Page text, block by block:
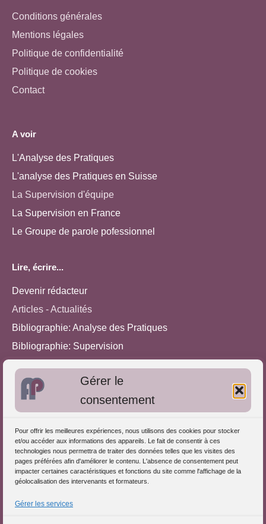
Gérer le
consentement
Pour offrir les meilleures expériences, nous utilisons des cookies pour stocker
et/ou accéder aux informations des appareils. Le fait de consentir à ces
technologies nous permettra de traiter des données telles que les visites des
pages préférées afin d'améliorer le contenu. L'absence de consentement peut
impacter certaines caractéristiques et fonctions du site comme l'affichage de la
géolocalisation des intervenants et formateurs.
Gérer les services
Conditions générales
Mentions légales
Politique de confidentialité
Politique de cookies
Contact
A voir
L'Analyse des Pratiques
L'analyse des Pratiques en Suisse
La Supervision d'équipe
La Supervision en France
Le Groupe de parole pofessionnel
Lire, écrire...
Devenir rédacteur
Articles - Actualités
Bibliographie: Analyse des Pratiques
Bibliographie: Supervision
Approches de l'Analyse des pratiques
S'inscrire dans l'Annuaire
Publiez vos formations
Charte déontologique